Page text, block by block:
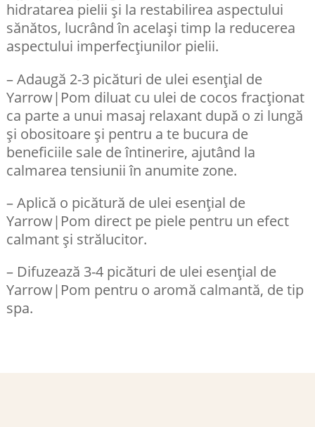
hidratarea pielii și la restabilirea aspectului
sănătos, lucrând în același timp la reducerea
aspectului imperfecțiunilor pielii.
– Adaugă 2-3 picături de ulei esențial de
Yarrow|Pom diluat cu ulei de cocos fracționat
ca parte a unui masaj relaxant după o zi lungă
și obositoare și pentru a te bucura de
beneficiile sale de întinerire, ajutând la
calmarea tensiunii în anumite zone.
– Aplică o picătură de ulei esențial de
Yarrow|Pom direct pe piele pentru un efect
calmant și strălucitor.
– Difuzează 3-4 picături de ulei esențial de
Yarrow|Pom pentru o aromă calmantă, de tip
spa.